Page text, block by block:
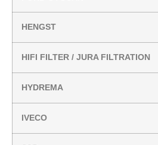
HENGST
HIFI FILTER / JURA FILTRATION
HYDREMA
IVECO